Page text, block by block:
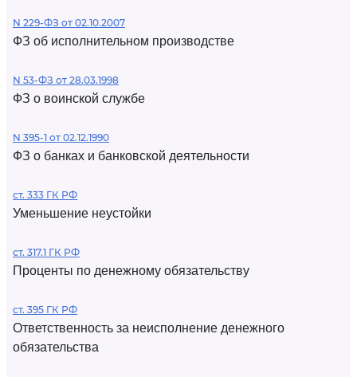
N 229-ФЗ от 02.10.2007
ФЗ об исполнительном производстве
N 53-ФЗ от 28.03.1998
ФЗ о воинской службе
N 395-1 от 02.12.1990
ФЗ о банках и банковской деятельности
ст. 333 ГК РФ
Уменьшение неустойки
ст. 317.1 ГК РФ
Проценты по денежному обязательству
ст. 395 ГК РФ
Ответственность за неисполнение денежного
обязательства